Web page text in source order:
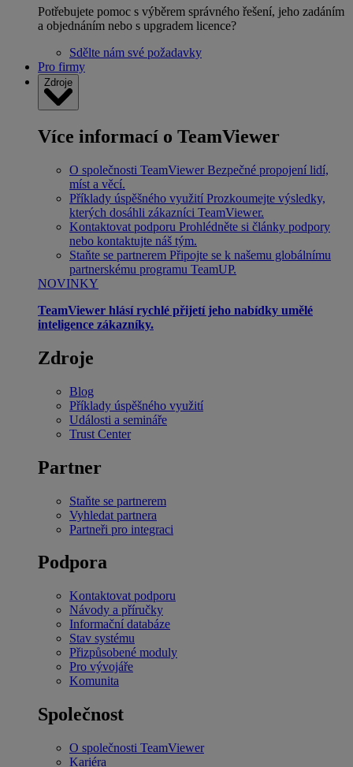
Potřebujete pomoc s výběrem správného řešení, jeho zadáním
a objednáním nebo s upgradem licence?
Sdělte nám své požadavky
Pro firmy
Zdroje
Více informací o TeamViewer
O společnosti TeamViewer Bezpečné propojení lidí,
míst a věcí.
Příklady úspěšného využití Prozkoumejte výsledky,
kterých dosáhli zákazníci TeamViewer.
Kontaktovat podporu Prohlédněte si články podpory
nebo kontaktujte náš tým.
Staňte se partnerem Připojte se k našemu globálnímu
partnerskému programu TeamUP.
NOVINKY
TeamViewer hlásí rychlé přijetí jeho nabídky umělé
inteligence zákazníky.
Zdroje
Blog
Příklady úspěšného využití
Události a semináře
Trust Center
Partner
Staňte se partnerem
Vyhledat partnera
Partneři pro integraci
Podpora
Kontaktovat podporu
Návody a příručky
Informační databáze
Stav systému
Přizpůsobené moduly
Pro vývojáře
Komunita
Společnost
O společnosti TeamViewer
Kariéra